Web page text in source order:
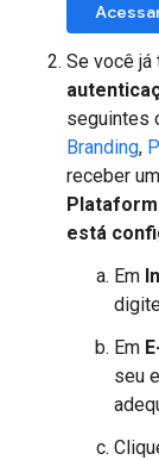
Se você já
seguintes
Branding,
receber
está
Em
Em
seu